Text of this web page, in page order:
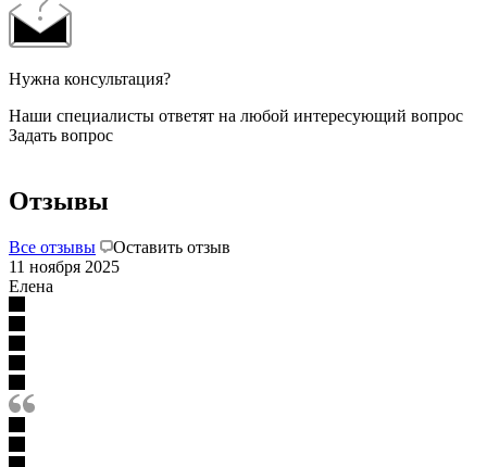
Нужна консультация?
Наши специалисты ответят на любой интересующий вопрос
Задать вопрос
Отзывы
Все отзывы
Оставить отзыв
11 ноября 2025
Елена